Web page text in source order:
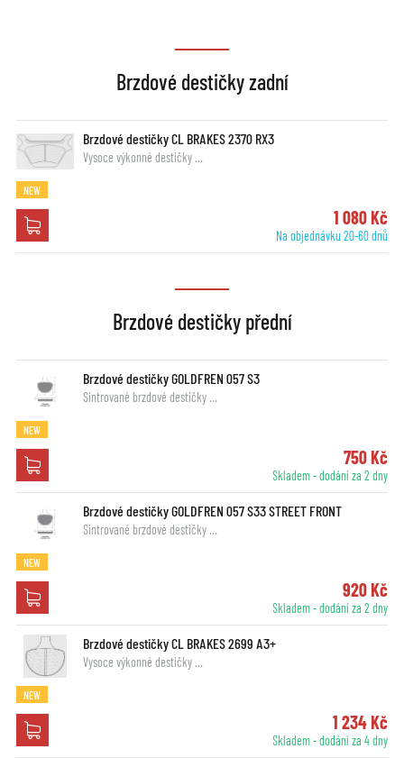
Brzdové destičky zadní
Brzdové destičky CL BRAKES 2370 RX3
Vysoce výkonné destičky …
NEW
1 080 Kč
Na objednávku 20-60 dnů
Brzdové destičky přední
Brzdové destičky GOLDFREN 057 S3
Sintrované brzdové destičky …
NEW
750 Kč
Skladem - dodání za 2 dny
Brzdové destičky GOLDFREN 057 S33 STREET FRONT
Sintrované brzdové destičky …
NEW
920 Kč
Skladem - dodání za 2 dny
Brzdové destičky CL BRAKES 2699 A3+
Vysoce výkonné destičky …
NEW
1 234 Kč
Skladem - dodání za 4 dny